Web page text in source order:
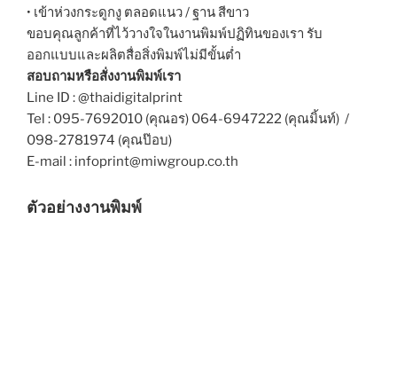
• เข้าห่วงกระดูกงู ตลอดแนว / ฐาน สีขาว
ขอบคุณลูกค้าที่ไว้วางใจในงานพิมพ์ปฏิทินของเรา รับ
ออกแบบและผลิตสื่อสิ่งพิมพ์ไม่มีขั้นต่ำ
สอบถามหรือสั่งงานพิมพ์เรา
Line ID : @thaidigitalprint
Tel : 095-7692010 (คุณอร) 064-6947222 (คุณมิ้นท์) /
098-2781974 (คุณป๊อบ)
E-mail : infoprint@miwgroup.co.th
ตัวอย่างงานพิมพ์